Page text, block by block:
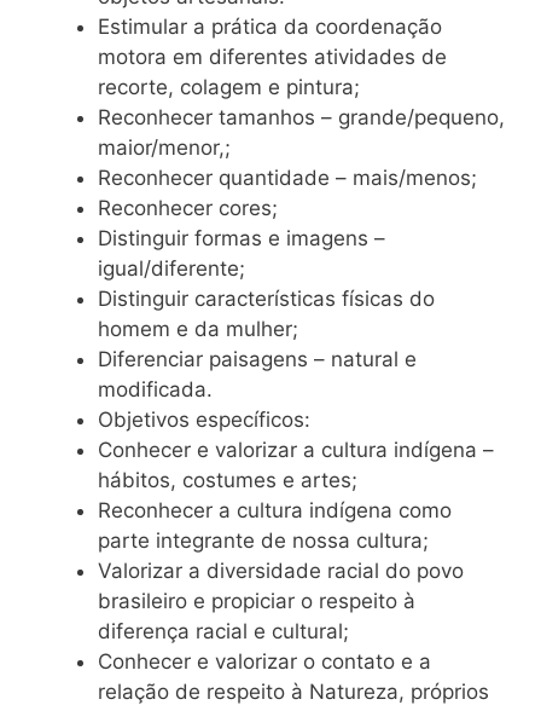
Estimular a prática da coordenação
motora em diferentes atividades de
recorte, colagem e pintura;
Reconhecer tamanhos – grande/pequeno,
maior/menor,;
Reconhecer quantidade – mais/menos;
Reconhecer cores;
Distinguir formas e imagens –
igual/diferente;
Distinguir características físicas do
homem e da mulher;
Diferenciar paisagens – natural e
modificada.
Objetivos específicos:
Conhecer e valorizar a cultura indígena –
hábitos, costumes e artes;
Reconhecer a cultura indígena como
parte integrante de nossa cultura;
Valorizar a diversidade racial do povo
brasileiro e propiciar o respeito à
diferença racial e cultural;
Conhecer e valorizar o contato e a
relação de respeito à Natureza, próprios